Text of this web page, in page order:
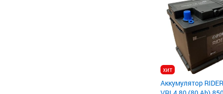
хит
Аккумулятор